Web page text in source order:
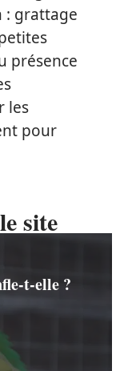
: grattage
présence
les
pour
site
t-elle ?